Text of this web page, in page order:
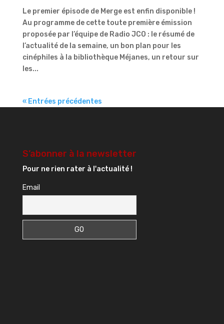
Le premier épisode de Merge est enfin disponible !
Au programme de cette toute première émission
proposée par l’équipe de Radio JCO : le résumé de
l’actualité de la semaine, un bon plan pour les
cinéphiles à la bibliothèque Méjanes, un retour sur
les...
« Entrées précédentes
S’abonner à la newsletter
Pour ne rien rater à l'actualité !
Email